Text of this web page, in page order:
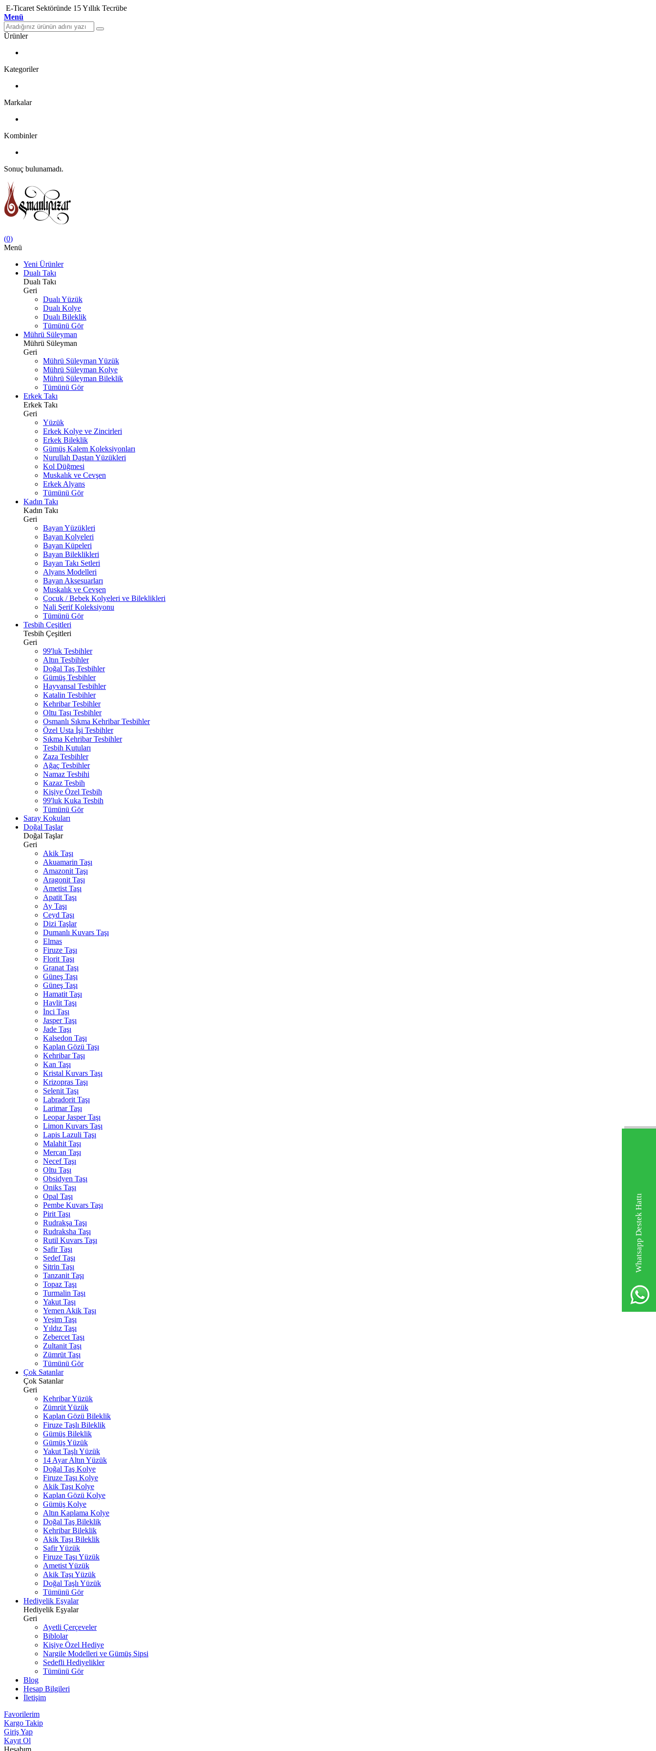
Whatsapp Destek Hattı
E-Ticaret Sektöründe 15 Yıllık Tecrübe
Menü
Ürünler
Kategoriler
Markalar
Kombinler
Sonuç bulunamadı.
(0)
Menü
Yeni Ürünler
Dualı Takı
Dualı Takı
Geri
Dualı Yüzük
Dualı Kolye
Dualı Bileklik
Tümünü Gör
Mührü Süleyman
Mührü Süleyman
Geri
Mührü Süleyman Yüzük
Mührü Süleyman Kolye
Mührü Süleyman Bileklik
Tümünü Gör
Erkek Takı
Erkek Takı
Geri
Yüzük
Erkek Kolye ve Zincirleri
Erkek Bileklik
Gümüş Kalem Koleksiyonları
Nurullah Daştan Yüzükleri
Kol Düğmesi
Muskalık ve Cevşen
Erkek Alyans
Tümünü Gör
Kadın Takı
Kadın Takı
Geri
Bayan Yüzükleri
Bayan Kolyeleri
Bayan Küpeleri
Bayan Bileklikleri
Bayan Takı Setleri
Alyans Modelleri
Bayan Aksesuarları
Muskalık ve Cevşen
Çocuk / Bebek Kolyeleri ve Bileklikleri
Nali Şerif Koleksiyonu
Tümünü Gör
Tesbih Çeşitleri
Tesbih Çeşitleri
Geri
99'luk Tesbihler
Altın Tesbihler
Doğal Taş Tesbihler
Gümüş Tesbihler
Hayvansal Tesbihler
Katalin Tesbihler
Kehribar Tesbihler
Oltu Taşı Tesbihler
Osmanlı Sıkma Kehribar Tesbihler
Özel Usta İşi Tesbihler
Sıkma Kehribar Tesbihler
Tesbih Kutuları
Zaza Tesbihler
Ağaç Tesbihler
Namaz Tesbihi
Kazaz Tesbih
Kişiye Özel Tesbih
99'luk Kuka Tesbih
Tümünü Gör
Saray Kokuları
Doğal Taşlar
Doğal Taşlar
Geri
Akik Taşı
Akuamarin Taşı
Amazonit Taşı
Aragonit Taşı
Ametist Taşı
Apatit Taşı
Ay Taşı
Ceyd Taşı
Dizi Taşlar
Dumanlı Kuvars Taşı
Elmas
Firuze Taşı
Florit Taşı
Granat Taşı
Güneş Taşı
Güneş Taşı
Hamatit Taşı
Havlit Taşı
İnci Taşı
Jasper Taşı
Jade Taşı
Kalsedon Taşı
Kaplan Gözü Taşı
Kehribar Taşı
Kan Taşı
Kristal Kuvars Taşı
Krizopras Taşı
Selenit Taşı
Labradorit Taşı
Larimar Taşı
Leopar Jasper Taşı
Limon Kuvars Taşı
Lapis Lazuli Taşı
Malahit Taşı
Mercan Taşı
Necef Taşı
Oltu Taşı
Obsidyen Taşı
Oniks Taşı
Opal Taşı
Pembe Kuvars Taşı
Pirit Taşı
Rudrakşa Taşı
Rudraksha Taşı
Rutil Kuvars Taşı
Safir Taşı
Sedef Taşı
Sitrin Taşı
Tanzanit Taşı
Topaz Taşı
Turmalin Taşı
Yakut Taşı
Yemen Akik Taşı
Yeşim Taşı
Yıldız Taşı
Zebercet Taşı
Zultanit Taşı
Zümrüt Taşı
Tümünü Gör
Çok Satanlar
Çok Satanlar
Geri
Kehribar Yüzük
Zümrüt Yüzük
Kaplan Gözü Bileklik
Firuze Taşlı Bileklik
Gümüş Bileklik
Gümüş Yüzük
Yakut Taşlı Yüzük
14 Ayar Altın Yüzük
Doğal Taş Kolye
Firuze Taşı Kolye
Akik Taşı Kolye
Kaplan Gözü Kolye
Gümüş Kolye
Altın Kaplama Kolye
Doğal Taş Bileklik
Kehribar Bileklik
Akik Taşı Bileklik
Safir Yüzük
Firuze Taşı Yüzük
Ametist Yüzük
Akik Taşı Yüzük
Doğal Taşlı Yüzük
Tümünü Gör
Hediyelik Eşyalar
Hediyelik Eşyalar
Geri
Ayetli Çerçeveler
Biblolar
Kişiye Özel Hediye
Nargile Modelleri ve Gümüş Sipsi
Sedefli Hediyelikler
Tümünü Gör
Blog
Hesap Bilgileri
İletişim
Favorilerim
Kargo Takip
Giriş Yap
Kayıt Ol
Hesabım